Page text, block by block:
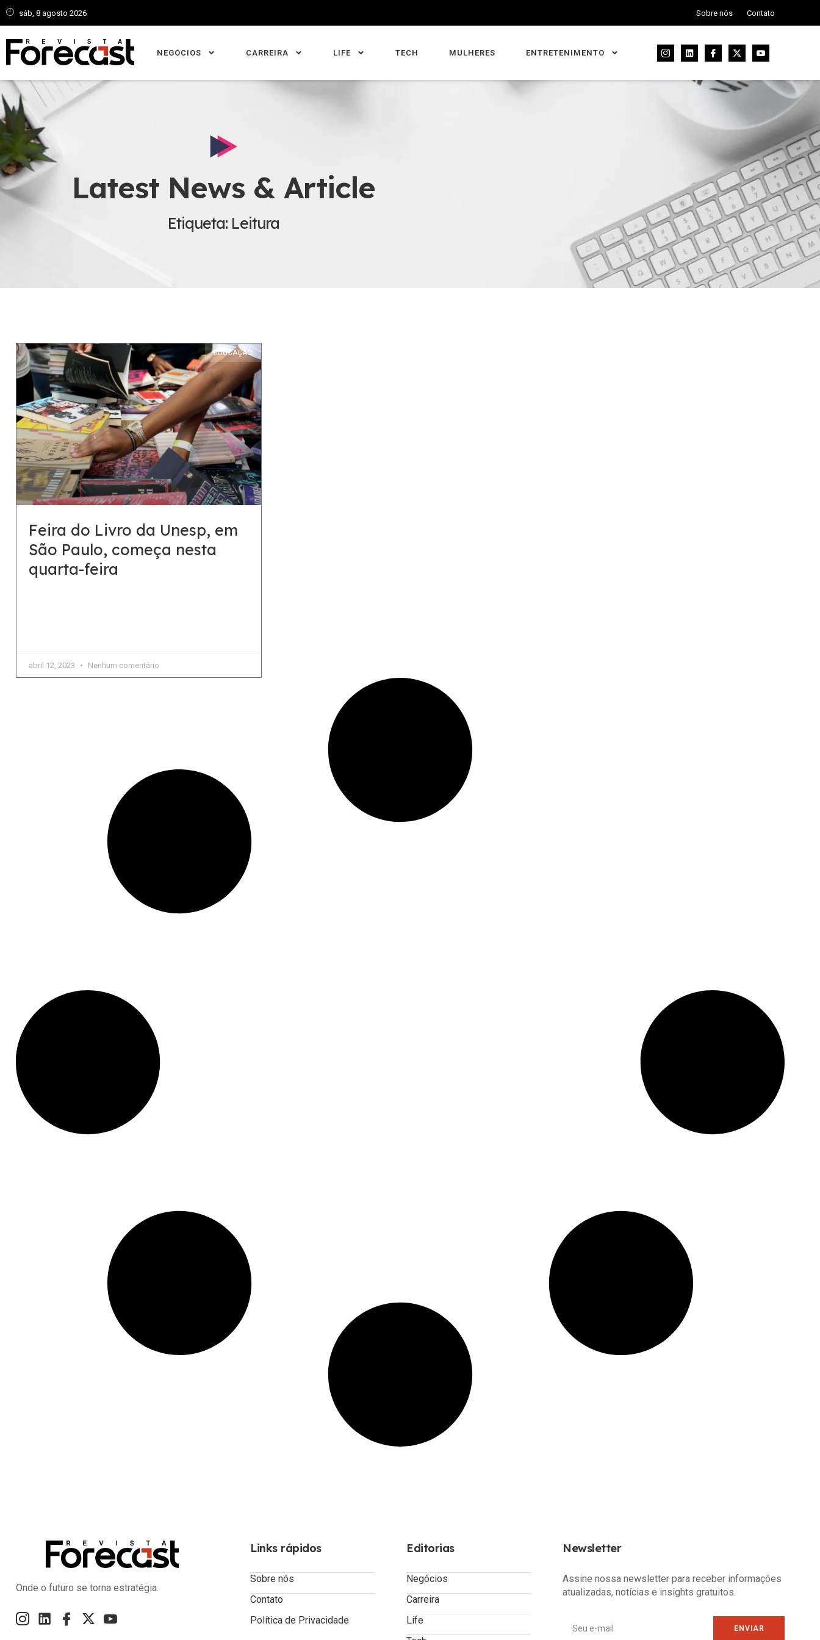
sáb, 8 agosto 2026 Sobre nós Contato
NEGÓCIOS CARREIRA LIFE TECH MULHERES ENTRETENIMENTO
Latest News & Article
Etiqueta: Leitura
EDUCAÇÃO
Feira do Livro da Unesp, em
São Paulo, começa nesta
quarta-feira
abril 12, 2023 Nenhum comentário
Onde o futuro se torna estratégia.
Links rápidos
Sobre nós
Contato
Política de Privacidade
Editorias
Negócios
Carreira
Life
Newsletter
Assine nossa newsletter para receber informações
atualizadas, notícias e insights gratuitos.
ENVIAR